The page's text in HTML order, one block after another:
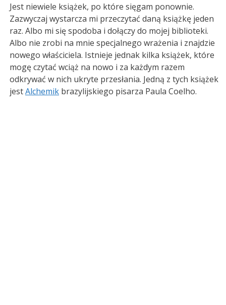
Jest niewiele książek, po które sięgam ponownie.
Zazwyczaj wystarcza mi przeczytać daną książkę jeden
raz. Albo mi się spodoba i dołączy do mojej biblioteki.
Albo nie zrobi na mnie specjalnego wrażenia i znajdzie
nowego właściciela. Istnieje jednak kilka książek, które
mogę czytać wciąż na nowo i za każdym razem
odkrywać w nich ukryte przesłania. Jedną z tych książek
jestAlchemik brazylijskiego pisarza Paula Coelho.